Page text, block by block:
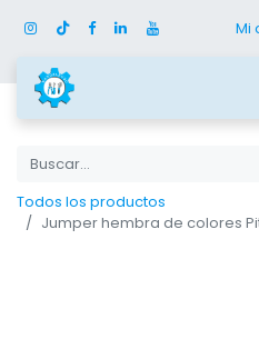
Mi
Todos los productos
Jumper hembra de colores